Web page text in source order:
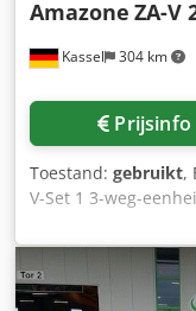
Kassel 304 km
Amazone ZA-V
Prijsinfo
Toestand: gebruikt,
V-Set 1 3-weg-
buisbeschermer S
ZA-V / opzetbak S /
inbouwonderdelen
LED-verlichting